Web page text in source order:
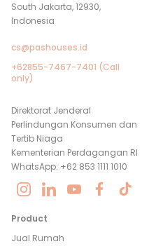
South Jakarta, 12930,
Indonesia
cs@pashouses.id
+62855-7467-7401 (Call
only)
Direktorat Jenderal
Perlindungan Konsumen dan
Tertib Niaga
Kementerian Perdagangan RI
WhatsApp: +62 853 1111 1010
Product
Jual Rumah